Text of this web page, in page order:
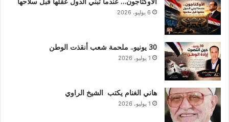
6 يوليو، 2026
30 يونيو.. ملحمة شعب أنقذت الوطن
1 يوليو، 2026
هاني الغنام يكتب الشيخ الراوي
1 يوليو، 2026